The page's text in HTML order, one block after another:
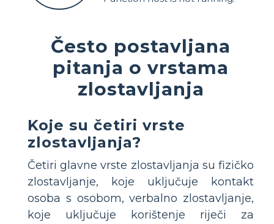
Često postavljana
pitanja o vrstama
zlostavljanja
Koje su četiri vrste
zlostavljanja?
Četiri glavne vrste zlostavljanja su fizičko
zlostavljanje, koje uključuje kontakt
osoba s osobom, verbalno zlostavljanje,
koje uključuje korištenje riječi za